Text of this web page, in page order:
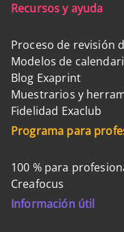
Recursos y ayuda
Proceso de revisión
Modelos de
Blog Exaprint
Muestrarios y
Fidelidad Exaclub
Programa para
100 % para
Creafocus
Información útil